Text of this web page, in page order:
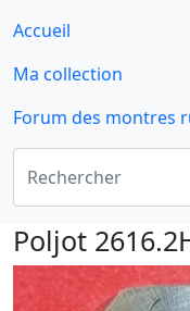
Accueil
Ma collection
Forum des montres
Poljot